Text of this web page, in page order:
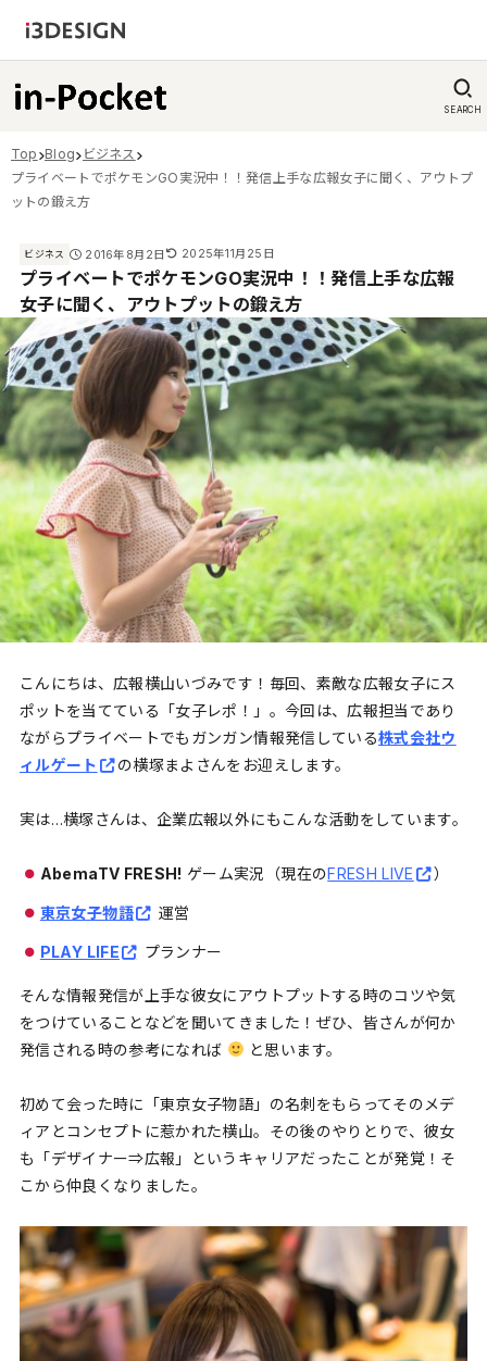
SEARCH
Top Blog
ビジネス
プライベートでポケモンGO実況中！！発信上手な広報女子に聞く、アウトプ
ットの鍛え方
ビジネス 2016年8月2日 2025年11月25日
プライベートでポケモンGO実況中！！発信上手な広報
女子に聞く、アウトプットの鍛え方
こんにちは、広報横山いづみです！毎回、素敵な広報女子にス
ポットを当てている「女子レポ！」。今回は、広報担当であり
ながらプライベートでもガンガン情報発信している株式会社ウ
ィルゲート
の横塚まよさんをお迎えします。
実は…横塚さんは、企業広報以外にもこんな活動をしています。
AbemaTV FRESH! ゲーム実況（現在のFRESH LIVE ）
東京女子物語 運営
PLAY LIFE プランナー
そんな情報発信が上手な彼女にアウトプットする時のコツや気
をつけていることなどを聞いてきました！ぜひ、皆さんが何か
発信される時の参考になれば
と思います。
初めて会った時に「東京女子物語」の名刺をもらってそのメデ
ィアとコンセプトに惹かれた横山。その後のやりとりで、彼女
も「デザイナー⇒広報」というキャリアだったことが発覚！そ
こから仲良くなりました。